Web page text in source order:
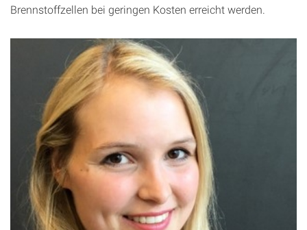
Brennstoffzellen bei geringen Kosten erreicht werden.